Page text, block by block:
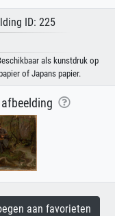
ID: 225
als kunstdruk op
of Japans papier.
aan favorieten